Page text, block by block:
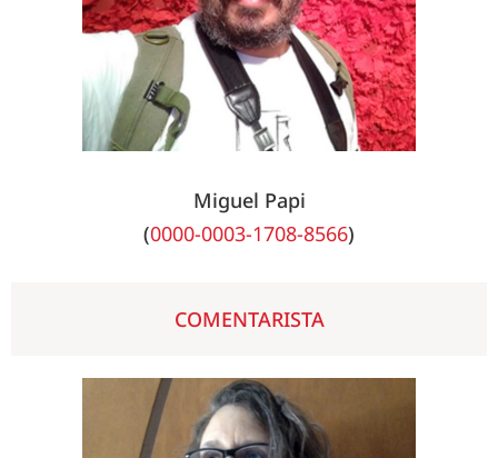
Miguel Papi
(0000-0003-1708-8566)
COMENTARISTA